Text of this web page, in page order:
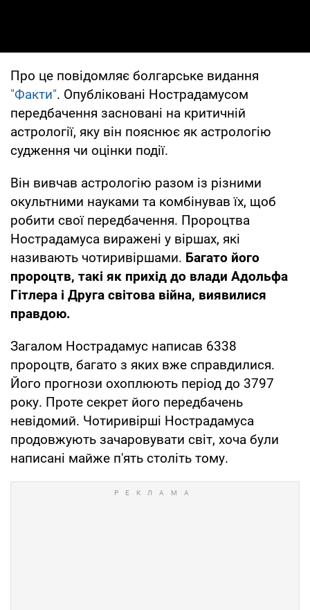
Про це повідомляє болгарське видання
"Факти". Опубліковані Нострадамусом
передбачення засновані на критичній
астрології, яку він пояснює як астрологію
судження чи оцінки події.
Він вивчав астрологію разом із різними
окультними науками та комбінував їх, щоб
робити свої передбачення. Пророцтва
Нострадамуса виражені у віршах, які
називають чотиривіршами. Багато його
пророцтв, такі як прихід до влади Адольфа
Гітлера і Друга світова війна, виявилися
правдою.
Загалом Нострадамус написав 6338
пророцтв, багато з яких вже справдилися.
Його прогнози охоплюють період до 3797
року. Проте секрет його передбачень
невідомий. Чотиривірші Нострадамуса
продовжують зачаровувати світ, хоча були
написані майже п'ять століть тому.